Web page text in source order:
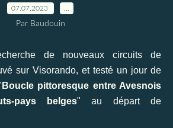
07.07.2023
Par Baudouin
de nouveaux circuits de
sur Visorando, et testé un jour de
Boucle pittoresque entre Avesnois
pays belges" au départ de